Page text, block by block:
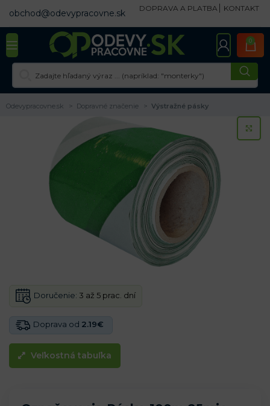
obchod@odevypracovne.sk DOPRAVA A PLATBA KONTAKT
0
Odevypracovne.sk Dopravné značenie Výstražné pásky
Doprava od 2.19€
Doručenie: 3 až 5 prac. dní
Veľkostná tabuľka